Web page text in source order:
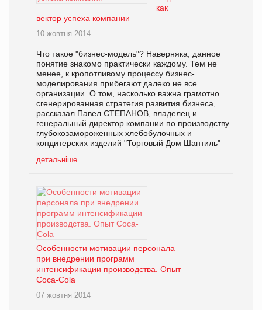
как
вектор успеха компании
10 жовтня 2014
Что такое "бизнес-модель"? Наверняка, данное
понятие знакомо практически каждому. Тем не
менее, к кропотливому процессу бизнес-
моделирования прибегают далеко не все
организации. О том, насколько важна грамотно
сгенерированная стратегия развития бизнеса,
рассказал Павел СТЕПАНОВ, владелец и
генеральный директор компании по производству
глубокозамороженных хлебобулочных и
кондитерских изделий "Торговый Дом Шантиль"
детальніше
Особенности мотивации персонала
при внедрении программ
интенсификации производства. Опыт
Coca-Cola
07 жовтня 2014